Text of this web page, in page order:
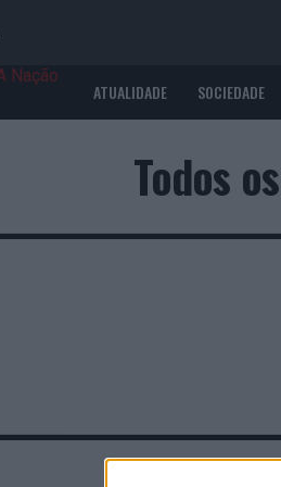
ATUALIDADE SOCIEDADE
Todos